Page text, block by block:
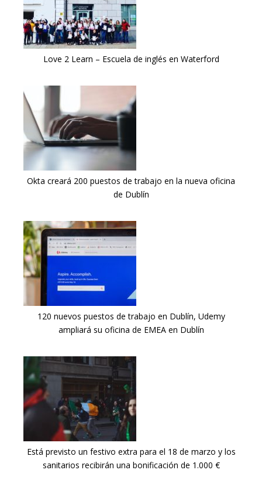
Love 2 Learn – Escuela de inglés en Waterford
Okta creará 200 puestos de trabajo en la nueva oficina
de Dublín
120 nuevos puestos de trabajo en Dublín, Udemy
ampliará su oficina de EMEA en Dublín
Está previsto un festivo extra para el 18 de marzo y los
sanitarios recibirán una bonificación de 1.000 €